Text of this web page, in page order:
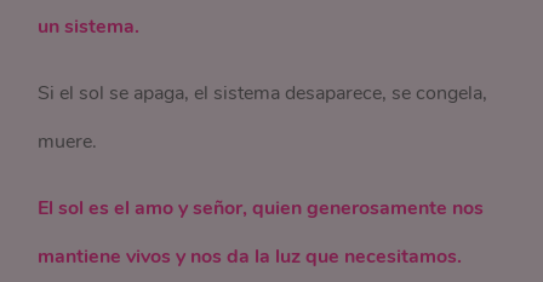
un sistema.
Si el sol se apaga, el sistema desaparece, se congela,
muere.
El sol es el amo y señor, quien generosamente nos
mantiene vivos y nos da la luz que necesitamos.